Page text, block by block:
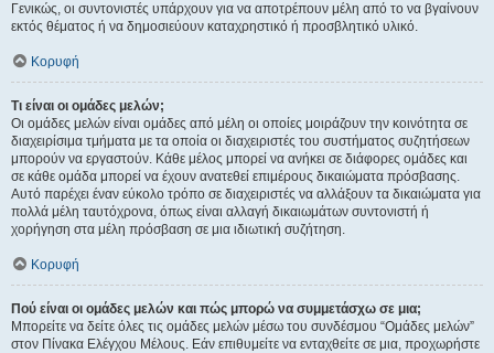
Γενικώς, οι συντονιστές υπάρχουν για να αποτρέπουν μέλη από το να βγαίνουν
εκτός θέματος ή να δημοσιεύουν καταχρηστικό ή προσβλητικό υλικό.
Κορυφή
Τι είναι οι ομάδες μελών;
Οι ομάδες μελών είναι ομάδες από μέλη οι οποίες μοιράζουν την κοινότητα σε
διαχειρίσιμα τμήματα με τα οποία οι διαχειριστές του συστήματος συζητήσεων
μπορούν να εργαστούν. Κάθε μέλος μπορεί να ανήκει σε διάφορες ομάδες και
σε κάθε ομάδα μπορεί να έχουν ανατεθεί επιμέρους δικαιώματα πρόσβασης.
Αυτό παρέχει έναν εύκολο τρόπο σε διαχειριστές να αλλάξουν τα δικαιώματα για
πολλά μέλη ταυτόχρονα, όπως είναι αλλαγή δικαιωμάτων συντονιστή ή
χορήγηση στα μέλη πρόσβαση σε μια ιδιωτική συζήτηση.
Κορυφή
Πού είναι οι ομάδες μελών και πώς μπορώ να συμμετάσχω σε μια;
Μπορείτε να δείτε όλες τις ομάδες μελών μέσω του συνδέσμου “Ομάδες μελών”
στον Πίνακα Ελέγχου Μέλους. Εάν επιθυμείτε να ενταχθείτε σε μια, προχωρήστε